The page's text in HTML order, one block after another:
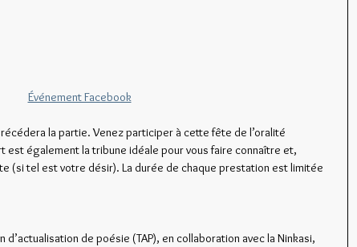
Événement Facebook
la partie. Venez participer à cette fête de l’oralité
est également la tribune idéale pour vous faire connaître et,
(si tel est votre désir). La durée de chaque prestation est limitée
d’actualisation de poésie (TAP), en collaboration avec la Ninkasi,